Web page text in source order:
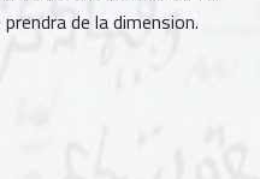
de la dimension.